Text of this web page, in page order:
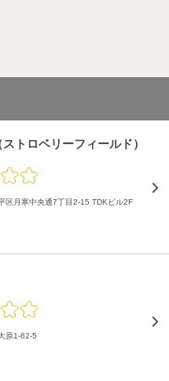
トロベリーフィールド）
区月寒中央通7丁目2-15 TDKビル2F
原1-62-5